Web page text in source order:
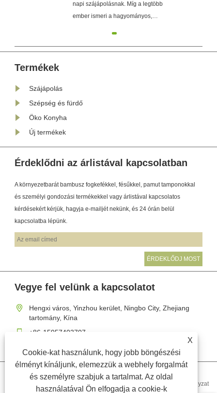
X
Cookie-kat használunk, hogy jobb böngészési
élményt kínáljunk, elemezzük a webhely forgalmát
és személyre szabjuk a tartalmat. Az oldal
használatával Ön elfogadja a cookie-k
napi szájápolásnak. Míg a legtöbb
ember ismeri a hagyományos,
termék felkeltette a figyelmet: a
üvegedényes ......
Termékek
Szájápolás
Szépség és fürdő
Öko Konyha
Új termékek
Érdeklődni az árlistával kapcsolatban
A környezetbarát bambusz fogkefékkel, fésűkkel, pamut tamponokkal
és személyi gondozási termékekkel vagy árlistával kapcsolatos
kérdésekért kérjük, hagyja e-mailjét nekünk, és 24 órán belül
kapcsolatba lépünk.
Vegye fel velünk a kapcsolatot
Hengxi város, Yinzhou kerület, Ningbo City, Zhejiang
tartomány, Kína
+86-15957403707
Sitemap Adatvédelmi szabályzat